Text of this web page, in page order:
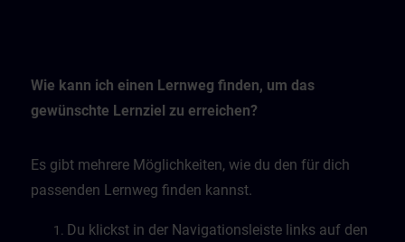
Wie kann ich einen Lernweg finden, um das
gewünschte Lernziel zu erreichen?
Es gibt mehrere Möglichkeiten, wie du den für dich
passenden Lernweg finden kannst.
Du klickst in der Navigationsleiste links auf den